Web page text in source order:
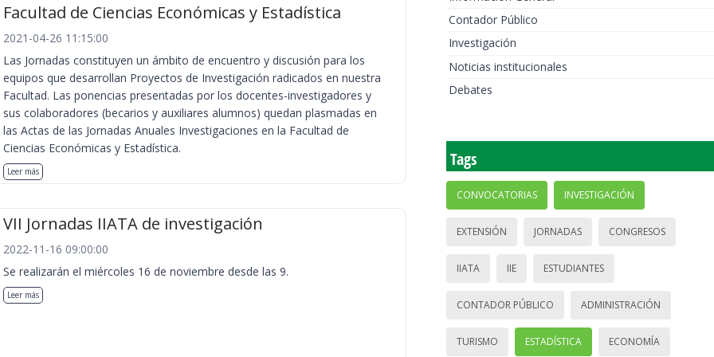
Facultad de Ciencias Económicas y Estadística
2021-04-26 11:15:00
Las Jornadas constituyen un ámbito de encuentro y discusión para los
equipos que desarrollan Proyectos de Investigación radicados en nuestra
Facultad. Las ponencias presentadas por los docentes-investigadores y
sus colaboradores (becarios y auxiliares alumnos) quedan plasmadas en
las Actas de las Jornadas Anuales Investigaciones en la Facultad de
Ciencias Económicas y Estadística.
Leer más
VII Jornadas IIATA de investigación
2022-11-16 09:00:00
Se realizarán el miércoles 16 de noviembre desde las 9.
Leer más
Contador Público
Investigación
Noticias institucionales
Debates
Tags
CONVOCATORIAS INVESTIGACIÓN
EXTENSIÓN JORNADAS CONGRESOS
IIATA IIE ESTUDIANTES
CONTADOR PÚBLICO ADMINISTRACIÓN
TURISMO ESTADÍSTICA ECONOMÍA